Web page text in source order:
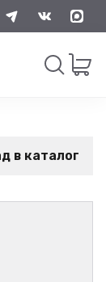
в каталог